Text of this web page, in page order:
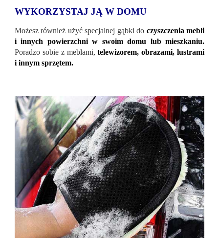
WYKORZYSTAJ JĄ W DOMU
Możesz również użyć specjalnej gąbki do czyszczenia mebli
i innych powierzchni w swoim domu lub mieszkaniu.
Poradzo sobie z meblami,telewizorem, obrazami, lustrami
i innym sprzętem.